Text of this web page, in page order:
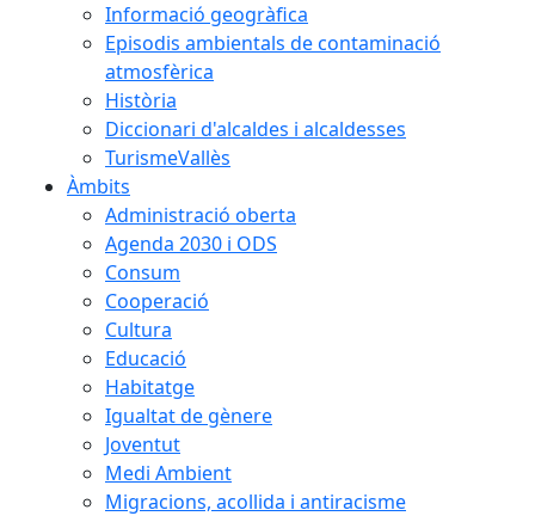
Informació geogràfica
Episodis ambientals de contaminació
atmosfèrica
Història
Diccionari d'alcaldes i alcaldesses
TurismeVallès
Àmbits
Administració oberta
Agenda 2030 i ODS
Consum
Cooperació
Cultura
Educació
Habitatge
Igualtat de gènere
Joventut
Medi Ambient
Migracions, acollida i antiracisme